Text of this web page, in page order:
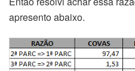
apresento abaixo.